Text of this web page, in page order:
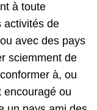
à toute
activités de
avec des pays
sciemment de
à, ou
encouragé ou